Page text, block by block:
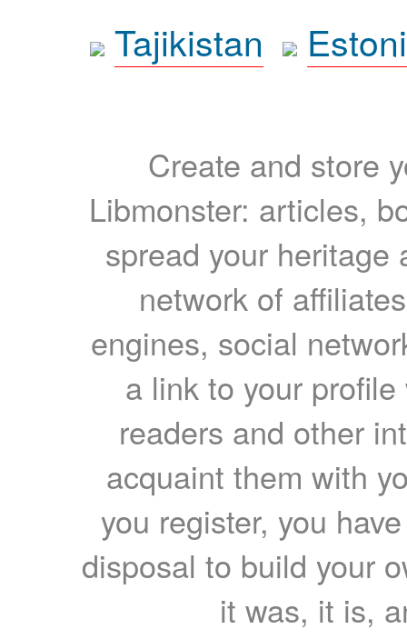
Tajikistan
Create and store
Libmonster: articles,
spread your heritage
network of
engines, social
a link to your
readers and other
acquaint them with
you register, you
disposal to build your
it was, it is,